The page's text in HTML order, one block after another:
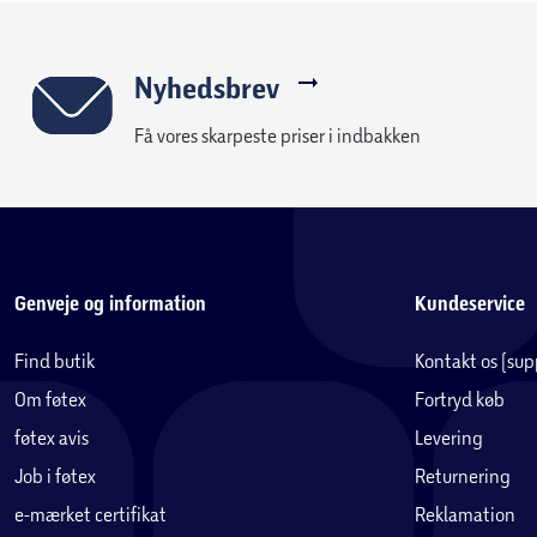
Nyhedsbrev
Få vores skarpeste priser i indbakken
Genveje og information
Find butik
Om føtex
føtex avis
Job i føtex
e-mærket certifikat
Kundeservice
Kontakt os
Fortryd køb
Levering
Returnering
Reklamation